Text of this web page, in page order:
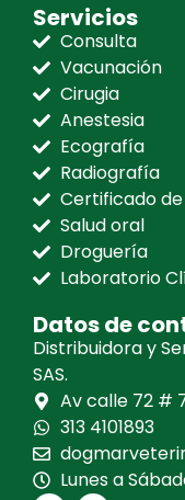
Servicios
Consulta
Vacunación
Cirugia
Anestesia
Ecografía
Radiografía
Certificado
Salud oral
Droguería
Laboratorio
Datos de
Distribuidora y
SAS.
Av calle 72 #
313 4101893
Lunes a